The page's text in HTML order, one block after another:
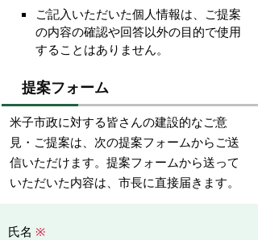
ご記入いただいた個人情報は、ご提案
の内容の確認や回答以外の目的で使用
することはありません。
提案フォーム
米子市政に対する皆さんの建設的なご意
見・ご提案は、次の提案フォームからご送
信いただけます。提案フォームから送って
いただいた内容は、市長に直接届きます。
氏名 ※